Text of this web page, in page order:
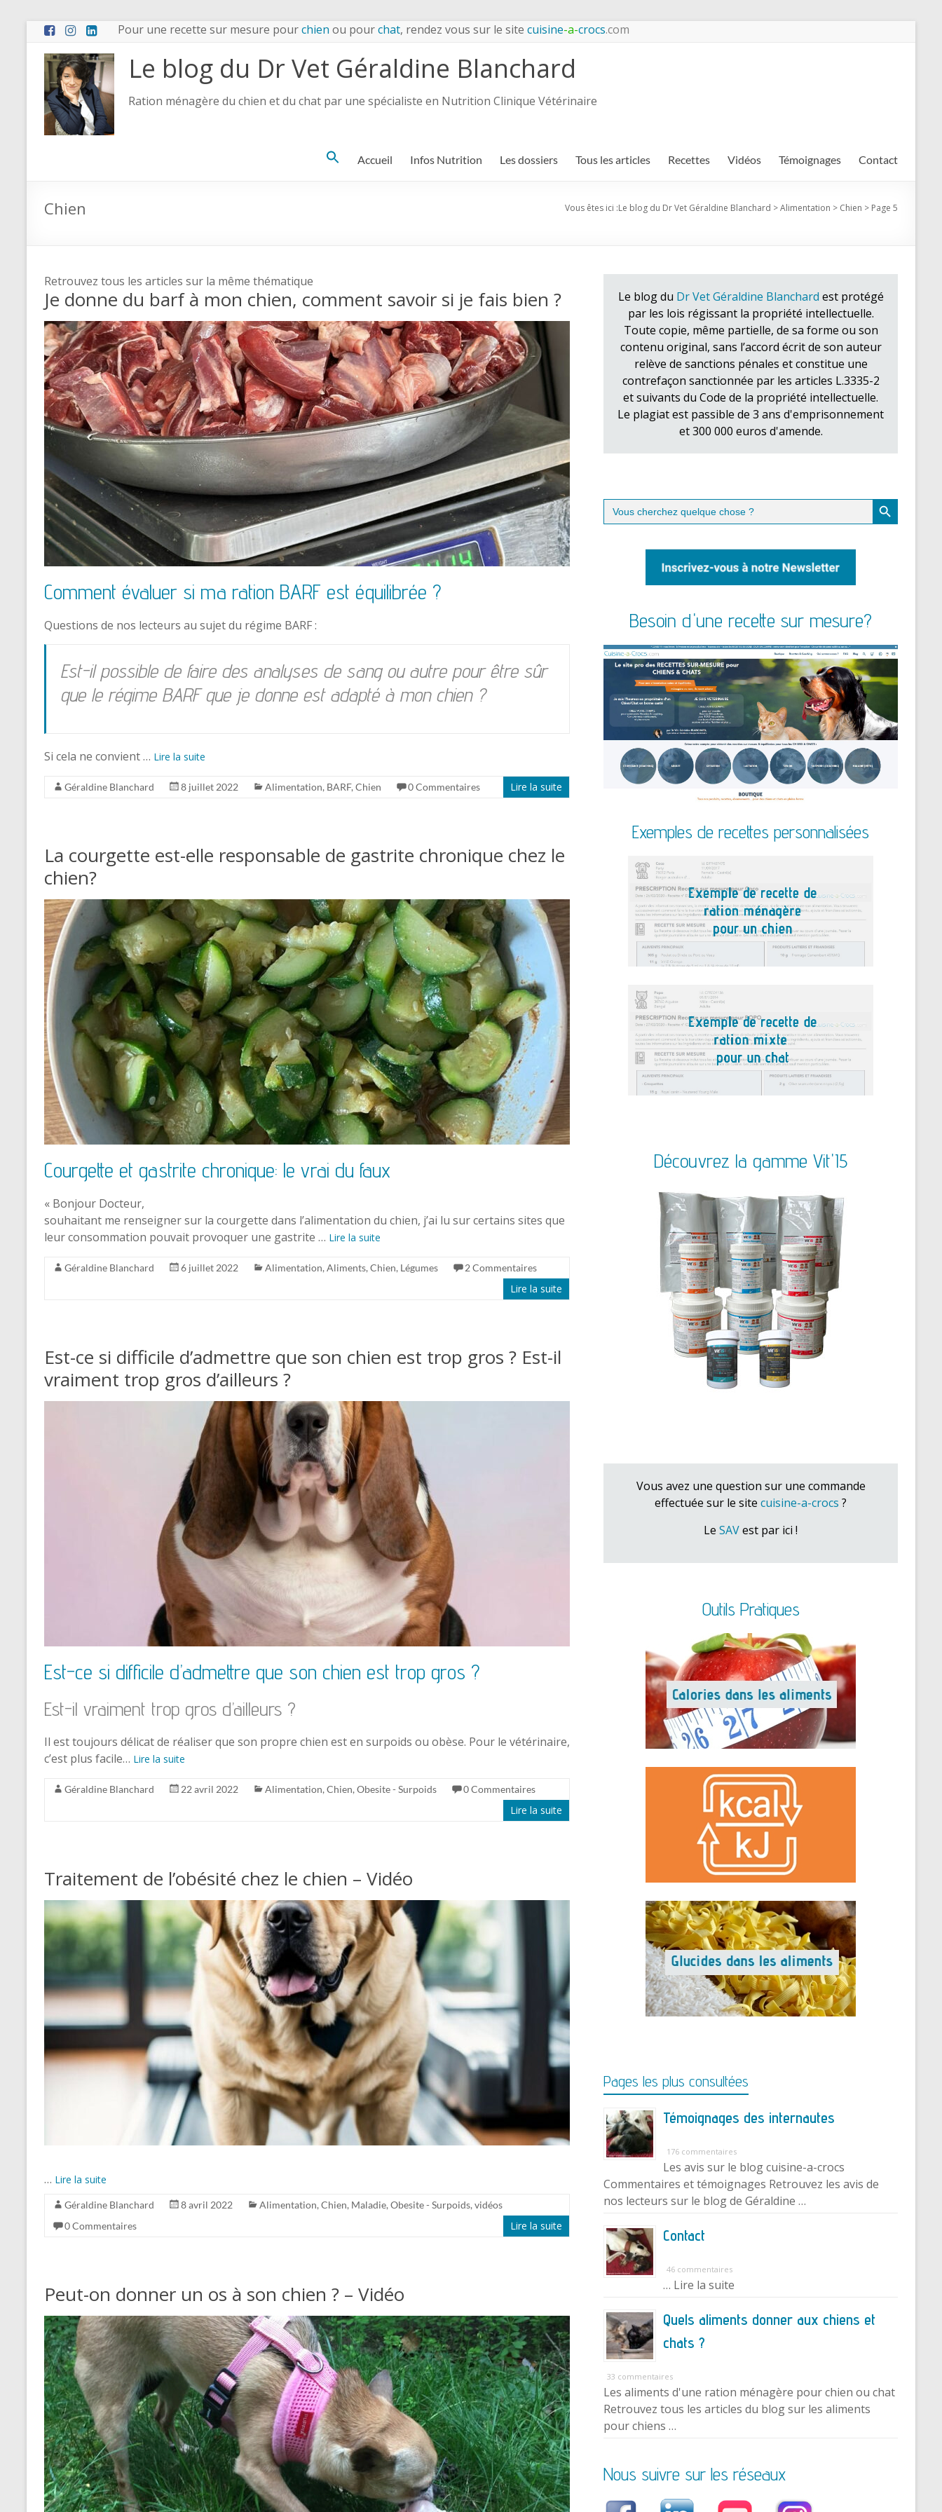
Pour une recette sur mesure pourchien ou pourchat, rendez vous sur le site cuisine-a-crocs.com
Le blog du Dr Vet Géraldine Blanchard
Ration ménagère du chien et du chat par une spécialiste en Nutrition Clinique Vétérinaire
Search Accueil Infos Nutrition Les dossiers Tous les articles Recettes Vidéos Témoignages Contact
Chien Vous êtes ici :Le blog du Dr Vet Géraldine Blanchard >Alimentation > Chien > Page 5
Retrouvez tous les articles sur la même thématique
Je donne du barf à mon chien, comment savoir si je fais bien ?
Comment évaluer si ma ration BARF est équilibrée ?
Questions de nos lecteurs au sujet du régime BARF :
Est-il possible de faire des analyses de sang ou autre pour être sûr
que le régime BARF que je donne est adapté à mon chien ?
Si cela ne convient … Lire la suite
Géraldine Blanchard 8 juillet 2022 Alimentation, BARF, Chien 0 Commentaires Lire la suite
La courgette est-elle responsable de gastrite chronique chez le
chien?
Courgette et gastrite chronique: le vrai du faux
« Bonjour Docteur,
souhaitant me renseigner sur la courgette dans l’alimentation du chien, j’ai lu sur certains sites que
leur consommation pouvait provoquer une gastrite … Lire la suite
Géraldine Blanchard 6 juillet 2022 Alimentation, Aliments, Chien, Légumes 2 Commentaires
Lire la suite
Est-ce si difficile d’admettre que son chien est trop gros ? Est-il
vraiment trop gros d’ailleurs ?
Est-ce si difficile d’admettre que son chien est trop gros ?
Est-il vraiment trop gros d’ailleurs ?
Il est toujours délicat de réaliser que son propre chien est en surpoids ou obèse. Pour le vétérinaire,
c’est plus facile… Lire la suite
Géraldine Blanchard 22 avril 2022 Alimentation, Chien, Obesite - Surpoids 0 Commentaires
Lire la suite
Traitement de l’obésité chez le chien – Vidéo
… Lire la suite
Géraldine Blanchard 8 avril 2022 Alimentation, Chien, Maladie, Obesite - Surpoids, vidéos
0 Commentaires
Lire la suite
Peut-on donner un os à son chien ? – Vidéo
Le blog du Dr Vet Géraldine Blanchard est protégé
par les lois régissant la propriété intellectuelle.
Toute copie, même partielle, de sa forme ou son
contenu original, sans l’accord écrit de son auteur
relève de sanctions pénales et constitue une
contrefaçon sanctionnée par les articles L.3335-2
et suivants du Code de la propriété intellectuelle.
Le plagiat est passible de 3 ans d'emprisonnement
et 300 000 euros d'amende.
Search
for:
Search Button
Besoin d'une recette sur mesure?
Exemples de recettes personnalisées
Découvrez la gamme Vit'I5
Vous avez une question sur une commande
effectuée sur le site cuisine-a-crocs ?
Le SAVest par ici !
Outils Pratiques
Pages les plus consultées
Témoignages des internautes
176 commentaires
Les avis sur le blog cuisine-a-crocs
Commentaires et témoignages Retrouvez les avis de
nos lecteurs sur le blog de Géraldine …
Contact
46 commentaires
… Lire la suite
Quels aliments donner aux chiens et
chats ?
33 commentaires
Les aliments d'une ration ménagère pour chien ou chat
Retrouvez tous les articles du blog sur les aliments
pour chiens …
Nous suivre sur les réseaux